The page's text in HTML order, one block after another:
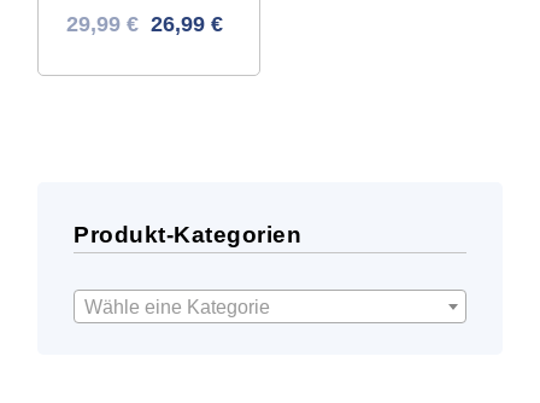
Ursprünglicher
29,99 € Aktueller
26,99 €
Produkt-Kategorien
Wähle eine Kategorie